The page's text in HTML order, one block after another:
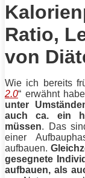
Ratio,
von
Wie ich bereits
2.0“ erwähnt
unter
auch ca. ein
müssen. Das
einer
aufbauen.
gesegnete
aufbauen, als